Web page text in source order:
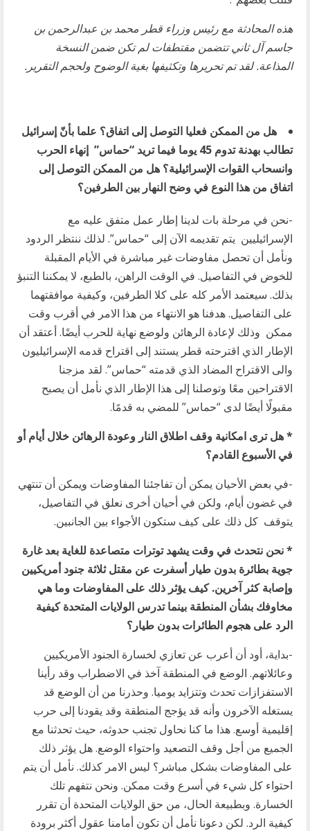
هذه المحادثة مع رئيس وزراء قطر محمد بن عبدالرحمن بن
جاسم آل ثاني تتضمن مقتطفات لم تكن ضمن النسخة
المذاعة. لقد تم تحريرها وتكثيفها بغية الوضوح ولحجم التقرير.
هل من الممكن فعليا التوصل إلى اتفاق؟ علما بأنّ إسرائيل
تطالب بهدنة تدوم 45 يوما فيما تريد “حماس” إنهاء الحرب
وانسحاب القوات الإسرائيلية؟ هل من الممكن التوصل إلى
اتفاق من هذا النوع في وضح النهار بين الطرفين؟
-نحن في مرحلة بات لدينا إطار عمل متفق عليه مع
الإسرائيليين يتم تقديمه الآن إلى “حماس”. لذلك ننتظر الردود
ونأمل أن تحصل مفاوضات غير مباشرة في الأيام المقبلة
للخوض في التفاصيل. في الوقت الراهن، بالطبع، لا يمكننا التنبؤ
بذلك. سيعتمد الأمر كله على كلا الطرفين، وكيفية موافقتهما
على التفاصيل. هدفنا هو الانتهاء من هذا الامر في أقرب وقت
ممكن وذلك لإعادة الرهائن ولوضع نهاية للحرب أيضًا. أعتقد أن
الإطار الذي اقترحته قطر يستند إلى اقتراح قدمه الإسرائيليون
والى الاقتراح المضاد الذي قدمته “حماس”. لقد مزجنا
الاقتراحين معًا وتوصلنا إلى هذا الإطار الذي نأمل أن يصبح
مقبولًا أيضًا لدى “حماس” للمضي به قدمًا.
* هل ترى امكانية وقف اطلاق النار وعودة الرهائن خلال أيام أو
في الأسبوع القادم؟
-في بعض الأحيان يمكن أن تفاجئنا المفاوضات ويمكن أن تنتهي
في غضون أيام، ولكن في أحيان أخرى نعلق في التفاصيل،
يتوقف كل ذلك على كيف ستكون الأجواء بين الجانبين.
* نحن نتحدث في وقت يشهد توترات متصاعدة للغاية بعد غارة
جوية بطائرة بدون طيار أسفرت عن مقتل ثلاثة جنود أمريكيين
وإصابة كثر آخرين. كيف يؤثر ذلك على المفاوضات وما هي
مخاوفك بشأن المنطقة بينما تدرس الولايات المتحدة كيفية
الرد على هجوم الطائرات بدون طيار؟
-بداية، أود أن أعرب عن تعازي لخسارة الجنود الأمريكيين
وعائلاتهم. الوضع في المنطقة آخذ في الاضطراب وقد رأينا
الاستفزازات تحدث وتتزايد يوميا. وحذرنا من أن الوضع قد
يستغله الآخرون وأنه قد يؤجج المنطقة وقد يقودنا إلى حرب
إقليمية أوسع. هذا ما كنا نحاول تجنب حدوثه، حيث تحدثنا مع
الجميع من أجل وقف التصعيد واحتواء الوضع. هل يؤثر ذلك
على المفاوضات بشكل مباشر؟ ليس الامر كذلك. نأمل أن يتم
احتواء كل شيء في أسرع وقت ممكن. ونحن نتفهم تلك
الخسارة. وبطبيعة الحال، من حق الولايات المتحدة أن تقرر
كيفية الرد. لكن دعونا نأمل أن تكون أمامنا عقول أكثر برودة